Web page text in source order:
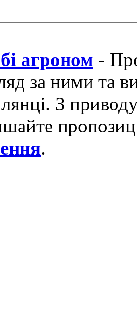
агроном -
за ними та
З
.